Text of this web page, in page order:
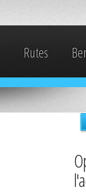
Rutes